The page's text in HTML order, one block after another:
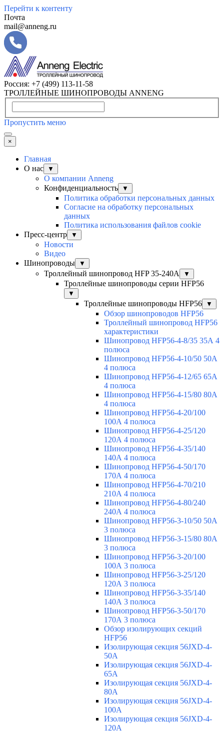
Перейти к контенту
Почта
mail@anneng.ru
Россия: +7 (499) 113-11-58
ТРОЛЛЕЙНЫЕ ШИНОПРОВОДЫ ANNENG
Пропустить меню
×
Главная
О нас
▼
О компании Anneng
Конфиденциальность
▼
Политика обработки персональных данных
Согласие на обработку персональных
данных
Политика использования файлов cookie
Пресс-центр
▼
Новости
Видео
Шинопроводы
▼
Троллейный шинопровод HFP 35-240А ▼
Троллейные шинопроводы серии HFP56
▼
Троллейные шинопроводы HFP56 ▼
Обзор шинопроводов HFP56
Троллейный шинопровод HFP56
характеристики
Шинопровод HFP56-4-8/35 35А 4
полюса
Шинопровод HFP56-4-10/50 50А
4 полюса
Шинопровод HFP56-4-12/65 65А
4 полюса
Шинопровод HFP56-4-15/80 80А
4 полюса
Шинопровод HFP56-4-20/100
100А 4 полюса
Шинопровод HFP56-4-25/120
120А 4 полюса
Шинопровод HFP56-4-35/140
140А 4 полюса
Шинопровод HFP56-4-50/170
170А 4 полюса
Шинопровод HFP56-4-70/210
210А 4 полюса
Шинопровод HFP56-4-80/240
240А 4 полюса
Шинопровод HFP56-3-10/50 50А
3 полюса
Шинопровод HFP56-3-15/80 80А
3 полюса
Шинопровод HFP56-3-20/100
100А 3 полюса
Шинопровод HFP56-3-25/120
120А 3 полюса
Шинопровод HFP56-3-35/140
140А 3 полюса
Шинопровод HFP56-3-50/170
170А 3 полюса
Обзор изолирующих секций
HFP56
Изолирующая секция 56JXD-4-
50A
Изолирующая секция 56JXD-4-
65A
Изолирующая секция 56JXD-4-
80A
Изолирующая секция 56JXD-4-
100A
Изолирующая секция 56JXD-4-
120A